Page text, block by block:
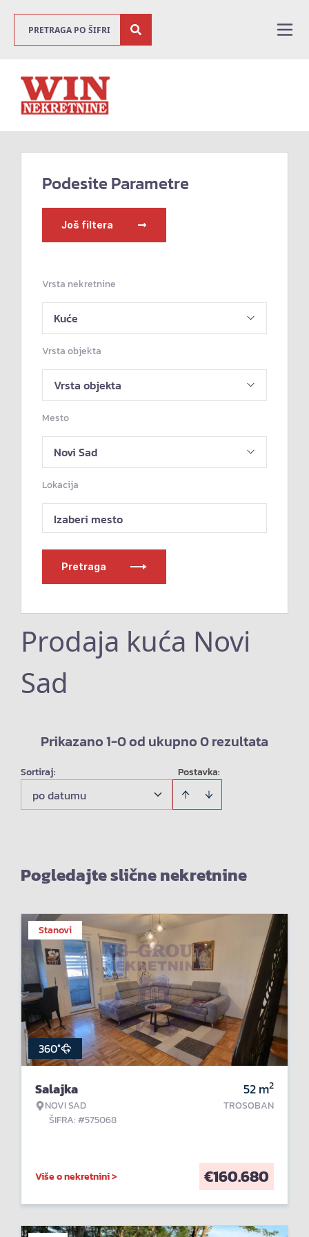
Podesite Parametre
Još filtera
Vrsta nekretnine
Vrsta objekta
Mesto
Lokacija
Izaberi mesto
Pretraga
Prodaja kuća Novi
Sad
Prikazano 1-0 od ukupno 0 rezultata
Postavka:
Sortiraj:
po datumu
Pogledajte slične nekretnine
Stanovi
360°
Salajka
NOVI SAD
ŠIFRA: #575068
52m2
TROSOBAN
Više o nekretnini > €160.680